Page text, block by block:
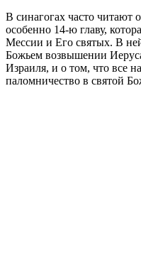
В синагогах часто читают
особенно 14-ю главу,
Мессии и Его святых. В
Божьем возвышении
Израиля, и о том, что все
паломничество в святой